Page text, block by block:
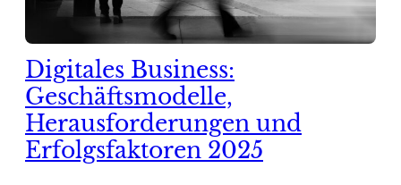
Digitales Business:
Geschäftsmodelle,
Herausforderungen und
Erfolgsfaktoren 2025